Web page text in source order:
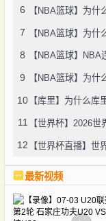
6 【NBA篮球】为
7 【NBA篮球】为
8 【NBA篮球】
9 【NBA篮球】为
10 【库里】为什么库
11 【世界杯】2026
12 【世界杯直播】世
最新视频